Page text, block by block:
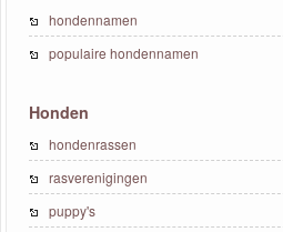
hondennamen
populaire hondennamen
Honden
hondenrassen
rasverenigingen
puppy's